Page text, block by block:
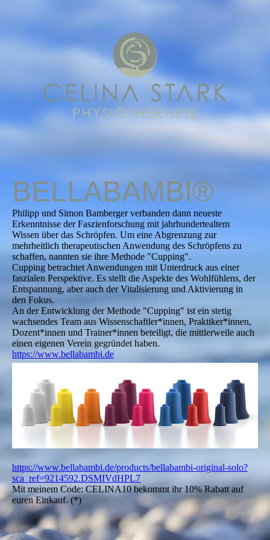
BELLABAMBI®
Philipp und Simon Bamberger verbanden dann neueste
Erkenntnisse der Faszienforschung mit jahrhundertealtem
Wissen über das Schröpfen. Um eine Abgrenzung zur
mehrheitlich therapeutischen Anwendung des Schröpfens zu
schaffen, nannten sie ihre Methode "Cupping".
Cupping betrachtet Anwendungen mit Unterdruck aus einer
faszialen Perspektive. Es stellt die Aspekte des Wohlfühlens, der
Entspannung, aber auch der Vitalisierung und Aktivierung in
den Fokus.
An der Entwicklung der Methode "Cupping" ist ein stetig
wachsendes Team aus Wissenschaftler*innen, Praktiker*innen,
Dozent*innen und Trainer*innen beteiligt, die mittlerweile auch
einen eigenen Verein gegründet haben.
https://www.bellabambi.de
https://www.bellabambi.de/products/bellabambi-original-solo?
sca_ref=9214592.DSMIVdHPL7
Mit meinem Code: CELINA10 bekommt ihr 10% Rabatt auf
euren Einkauf. (*)